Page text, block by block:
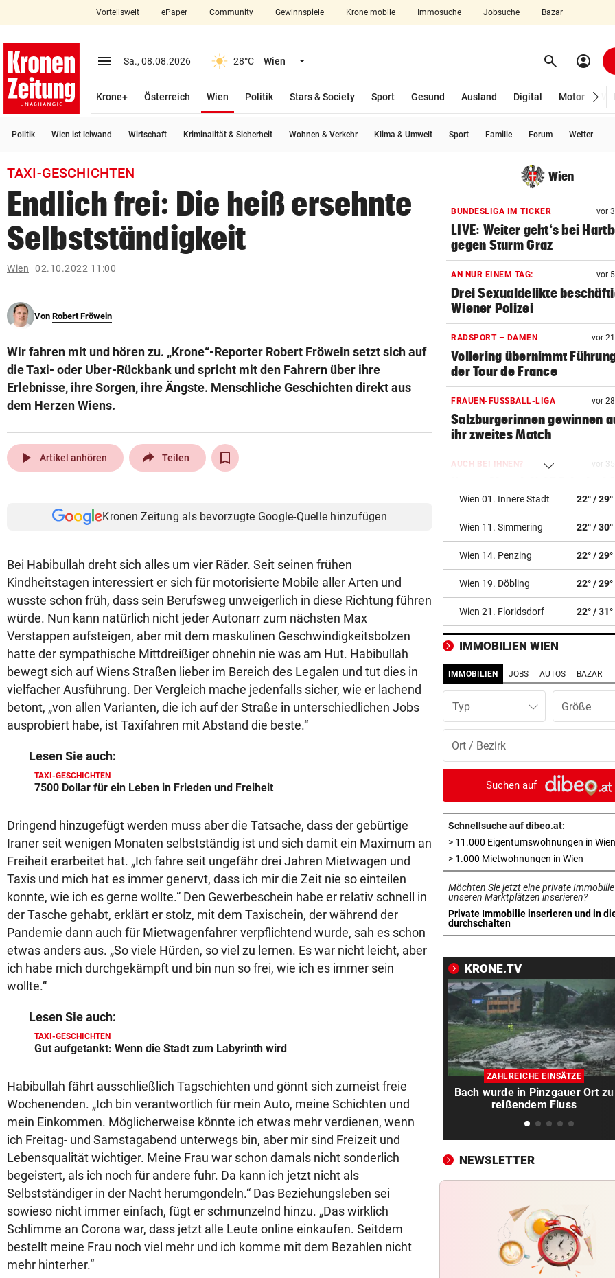
closeSchließen
account_circle Anmelden
arrow_right
bookmark
search
Suchbegriff
eingeben
© Krone Multimedia GmbH & Co KG 2026
Vorteilswelt ePaper Community Gewinnspiele Krone mobile Immosuche Jobsuche Bazar
menu Menü aufklappen
Sa., 08.08.2026 28°C Wien Menü aufklappen search Suchen
account_circle
Krone+ Österreich Wien
Politik
Stars & Society Sport Gesund Ausland Digital Motor
Politik Wien ist leiwand Wirtschaft Kriminalität & Sicherheit Wohnen & Verkehr Klima & Umwelt Sport Familie Forum Wetter
TAXI-GESCHICHTEN
Endlich frei: Die heiß ersehnte
Selbstständigkeit
Wien 02.10.2022 11:00
Von Robert Fröwein
Wir fahren mit und hören zu. „Krone“-Reporter Robert Fröwein setzt sich auf
die Taxi- oder Uber-Rückbank und spricht mit den Fahrern über ihre
Erlebnisse, ihre Sorgen, ihre Ängste. Menschliche Geschichten direkt aus
dem Herzen Wiens.
play_arrow Artikel anhören Teilen
Kronen Zeitung als bevorzugte Google-Quelle hinzufügen
Bei Habibullah dreht sich alles um vier Räder. Seit seinen frühen
Kindheitstagen interessiert er sich für motorisierte Mobile aller Arten und
wusste schon früh, dass sein Berufsweg unweigerlich in diese Richtung führen
würde. Nun kann natürlich nicht jeder Autonarr zum nächsten Max
Verstappen aufsteigen, aber mit dem maskulinen Geschwindigkeitsbolzen
hatte der sympathische Mittdreißiger ohnehin nie was am Hut. Habibullah
bewegt sich auf Wiens Straßen lieber im Bereich des Legalen und tut dies in
vielfacher Ausführung. Der Vergleich mache jedenfalls sicher, wie er lachend
betont, „von allen Varianten, die ich auf der Straße in unterschiedlichen Jobs
ausprobiert habe, ist Taxifahren mit Abstand die beste.“
Lesen Sie auch:
TAXI-GESCHICHTEN
7500 Dollar für ein Leben in Frieden und Freiheit
Dringend hinzugefügt werden muss aber die Tatsache, dass der gebürtige
Iraner seit wenigen Monaten selbstständig ist und sich damit ein Maximum an
Freiheit erarbeitet hat. „Ich fahre seit ungefähr drei Jahren Mietwagen und
Taxis und mich hat es immer genervt, dass ich mir die Zeit nie so einteilen
konnte, wie ich es gerne wollte.“ Den Gewerbeschein habe er relativ schnell in
der Tasche gehabt, erklärt er stolz, mit dem Taxischein, der während der
Pandemie dann auch für Mietwagenfahrer verpflichtend wurde, sah es schon
etwas anders aus. „So viele Hürden, so viel zu lernen. Es war nicht leicht, aber
ich habe mich durchgekämpft und bin nun so frei, wie ich es immer sein
wollte.“
Lesen Sie auch:
TAXI-GESCHICHTEN
Gut aufgetankt: Wenn die Stadt zum Labyrinth wird
Habibullah fährt ausschließlich Tagschichten und gönnt sich zumeist freie
Wochenenden. „Ich bin verantwortlich für mein Auto, meine Schichten und
mein Einkommen. Möglicherweise könnte ich etwas mehr verdienen, wenn
ich Freitag- und Samstagabend unterwegs bin, aber mir sind Freizeit und
Lebensqualität wichtiger. Meine Frau war schon damals nicht sonderlich
begeistert, als ich noch für andere fuhr. Da kann ich jetzt nicht als
Selbstständiger in der Nacht herumgondeln.“ Das Beziehungsleben sei
sowieso nicht immer einfach, fügt er schmunzelnd hinzu. „Das wirklich
Schlimme an Corona war, dass jetzt alle Leute online einkaufen. Seitdem
bestellt meine Frau noch viel mehr und ich komme mit dem Bezahlen nicht
mehr hinterher.“
Wien
BUNDESLIGA IM TICKER vor
LIVE: Weiter geht‘s bei
gegen Sturm Graz
AN NUR EINEM TAG: vor
Drei Sexualdelikte
Wiener Polizei
RADSPORT – DAMEN vor
Vollering übernimmt
der Tour de France
FRAUEN-FUSSBALL-LIGA vor
Salzburgerinnen gewinnen
ihr zweites Match
AUCH BEI IHNEN? vor
Gebührenzahlern ab
„WIR MÜSSEN HANDELN“ vor
Pensionslücke: SPÖ nimmt
Koalition in die Pflicht
ALARM IN BULGARIEN vor
Wohl ukrainische Drohne mit
Sprengstoff explodiert
VERRÜCKTE PARTIE
ÖFB-Goalie Wiegele
10-Tore-Spektakel
keine Chance
LOKALAUGENSCHEIN vor
„Gletscherspalten und
das ist gefährlich“
VERDÄCHTIGER IN HAFT vor
Mehrere Messerangriffe auf
Passanten in Rotterdam
Grünau fertigte
3:0 ab
DREIER FÜR ROTJACKEN
Kopfball-Tore bescheren
Sieg gegen Lustenau!
TROTZ MILLIONENMINUS vor 2
Ist die
Geld wert?
WIENER FERIENBETREUUNG vor
beeinträchtigter Kinder
TRAGISCHE DETAILS
Barca und Co.! Reaktionen
SCHRECKEN UND CHAOS
Wildschwein legte U-Bahn in
Budapest lahm
Wien 01. Innere Stadt 22° / 29°
Wien 11. Simmering 22° / 30°
Wien 14. Penzing 22° / 29°
Wien 19. Döbling 22° / 29°
Wien 21. Floridsdorf 22° / 31°
IMMOBILIEN WIEN
IMMOBILIEN JOBS AUTOS BAZAR
Typ
Suchen auf
Schnellsuche auf dibeo.at:
> 11.000 Eigentumswohnungen in Wien
> 1.000 Mietwohnungen in Wien
Möchten Sie jetzt eine private
unseren Marktplätzen inserieren?
Private Immobilie inserieren und in
durchschalten
in neuem Tab öffnen
KRONE.TV
ZAHLREICHE EINSÄTZE
Bach wurde in Pinzgauer Ort zu
reißendem Fluss
NEWSLETTER